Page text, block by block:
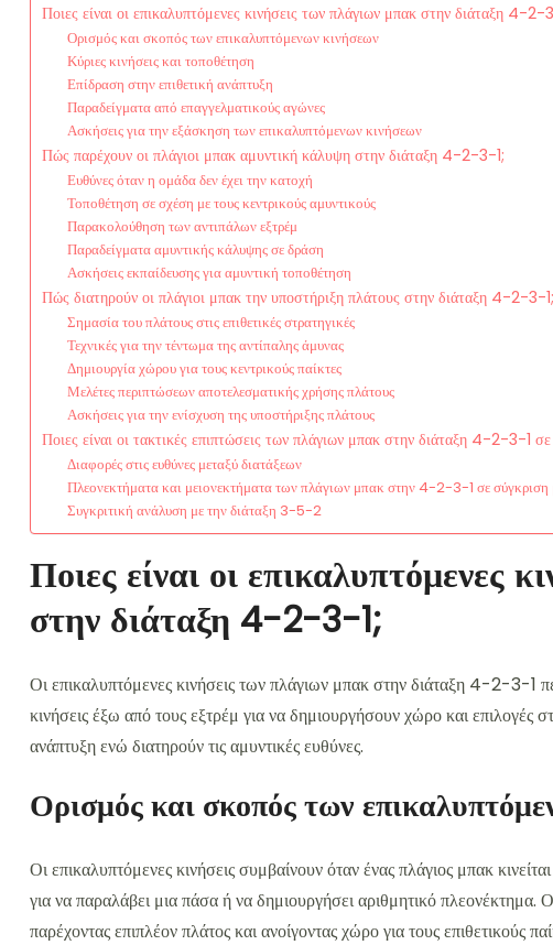
Ποιες είναι οι επικαλυπτόμενες κινήσεις των πλάγιων μπακ στην διάταξη 4-2-
Ορισμός και σκοπός των επικαλυπτόμενων κινήσεων
Κύριες κινήσεις και τοποθέτηση
Επίδραση στην επιθετική ανάπτυξη
Παραδείγματα από επαγγελματικούς αγώνες
Ασκήσεις για την εξάσκηση των επικαλυπτόμενων κινήσεων
Πώς παρέχουν οι πλάγιοι μπακ αμυντική κάλυψη στην διάταξη 4-2-3-1;
Ευθύνες όταν η ομάδα δεν έχει την κατοχή
Τοποθέτηση σε σχέση με τους κεντρικούς αμυντικούς
Παρακολούθηση των αντιπάλων εξτρέμ
Παραδείγματα αμυντικής κάλυψης σε δράση
Ασκήσεις εκπαίδευσης για αμυντική τοποθέτηση
Πώς διατηρούν οι πλάγιοι μπακ την υποστήριξη πλάτους στην διάταξη 4-2-3-1;
Σημασία του πλάτους στις επιθετικές στρατηγικές
Τεχνικές για την τέντωμα της αντίπαλης άμυνας
Δημιουργία χώρου για τους κεντρικούς παίκτες
Μελέτες περιπτώσεων αποτελεσματικής χρήσης πλάτους
Ασκήσεις για την ενίσχυση της υποστήριξης πλάτους
Ποιες είναι οι τακτικές επιπτώσεις των πλάγιων μπακ στην διάταξη 4-2-3-1
Διαφορές στις ευθύνες μεταξύ διατάξεων
Πλεονεκτήματα και μειονεκτήματα των πλάγιων μπακ στην 4-2-3-1 σε
Συγκριτική ανάλυση με την διάταξη 3-5-2
Ποιες είναι οι επικαλυπτόμενες
στην διάταξη 4-2-3-1;
Οι επικαλυπτόμενες κινήσεις των πλάγιων μπακ στην διάταξη 4-2-3-1
κινήσεις έξω από τους εξτρέμ για να δημιουργήσουν χώρο και επιλογές
ανάπτυξη ενώ διατηρούν τις αμυντικές ευθύνες.
Ορισμός και σκοπός των
Οι επικαλυπτόμενες κινήσεις συμβαίνουν όταν ένας πλάγιος μπακ
για να παραλάβει μια πάσα ή να δημιουργήσει αριθμητικό πλεονέκτημα.
παρέχοντας επιπλέον πλάτος και ανοίγοντας χώρο για τους επιθετικούς